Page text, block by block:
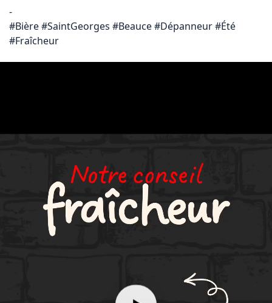
-
#Bière #SaintGeorges #Beauce #Dépanneur #Été
#Fraîcheur